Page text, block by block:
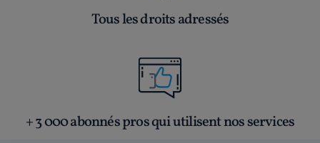
Tous les droits adressés
+ 3 000 abonnés pros qui utilisent nos services